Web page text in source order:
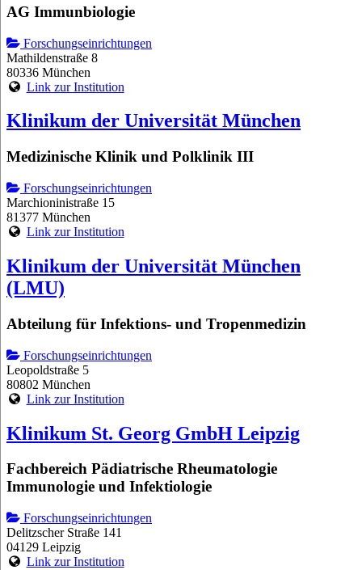
AG Immunbiologie
Forschungseinrichtungen
Mathildenstraße 8
80336 München
Link zur Institution
Klinikum der Universität München
Medizinische Klinik und Polklinik III
Forschungseinrichtungen
Marchioninistraße 15
81377 München
Link zur Institution
Klinikum der Universität München
(LMU)
Abteilung für Infektions- und Tropenmedizin
Forschungseinrichtungen
Leopoldstraße 5
80802 München
Link zur Institution
Klinikum St. Georg GmbH Leipzig
Fachbereich Pädiatrische Rheumatologie
Immunologie und Infektiologie
Forschungseinrichtungen
Delitzscher Straße 141
04129 Leipzig
Link zur Institution